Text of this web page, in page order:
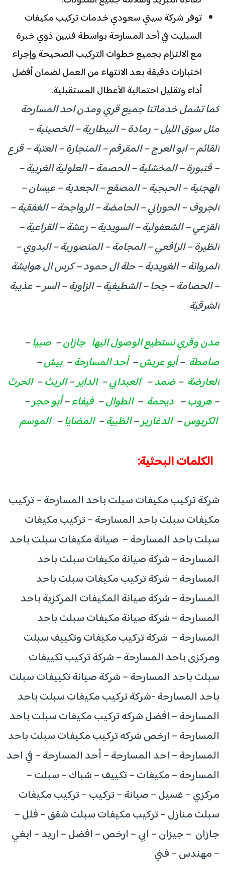
توفر شركة سيتي سعودي خدمات تركيب مكيفات
السبليت في أحد المسارحة بواسطة فنيين ذوي خبرة
مع الالتزام بجميع خطوات التركيب الصحيحة وإجراء
اختبارات دقيقة بعد الانتهاء من العمل لضمان أفضل
أداء وتقليل احتمالية الأعطال المستقبلية.
كما تشمل خدماتنا جميع قري ومدن احد المسارحة
مثل سوق الليل – رمادة – البيطارية – الخصينية –
القائم – ابو العرج – المقرقم – المنجارة – العتبة – قزع
– قنبورة – المخشلية – الحصمة – العلولية الغربية –
الهجنية – الحبجية – المصقع – الجعدية – عيسان –
الجروف – الحوراني – الحامضة – الرواجحة – الغفقية –
القزعي – الشعفولية – السويدية – رعشة – القراعية –
الظيرة – الرافعي – المجامة – المنصورية – البدوي –
المروانة – الغويدية – حلة ال حمود – كرس ال هوايشة
– الحصامة – جحا – الشطيفية – الزاوية – السر – عذيبة
الشرقية
مدن وقري نستطيع الوصول اليها جازان– صبيا–
صامطة –أبو عريش–أحد المسارحة– بيش–
العارضة –ضمد– العيدابي– الداير–الريث–الحرث
–هروب– ديحمة –الطوال– فيفاء–أبو حجر–
الكربوس– الدغارير–الظبية–المضايا– الموسم
الكلمات البحثية:
شركة تركيب مكيفات سبلت باحد المسارحة – تركيب
مكيفات سبلت باحد المسارحة – تركيب مكيفات
سبلت باحد المسارحة – صيانة مكيفات سبلت باحد
المسارحة – شركة صيانة مكيفات سبلت باحد
المسارحة – شركة تركيب مكيفات سبلت باحد
المسارحة – شركة صيانة المكيفات المركزية باحد
المسارحة – شركة صيانة مكيفات سبلت باحد
المسارحة – شركة تركيب مكيفات وتكييف سبلت
ومركزى باحد المسارحة – شركة تركيب تكييفات
سبلت باحد المسارحة – شركة صيانة تكييفات سبلت
باحد المسارحة -شركة تركيب مكيفات سبلت باحد
المسارحة – افضل شركه تركيب مكيفات سبلت باحد
المسارحة – ارخص شركه تركيب مكيفات سبلت باحد
المسارحة – احد المسارحة – أحد المسارحة – في احد
المسارحة – مكيفات – تكييف – شباك – سبلت –
مركزي – غسيل – صيانة – تركيب – تركيب مكيفات
سبلت منازل – تركيب مكيفات سبلت شقق – فلل –
جازان – جيزان – ابي – ارخص – افضل – اريد – ابغي
– مهندس – فني